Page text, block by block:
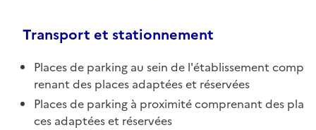
Transport et stationnement
Places de parking au sein de l'établissement comp
renant des places adaptées et réservées
Places de parking à proximité comprenant des pla
ces adaptées et réservées